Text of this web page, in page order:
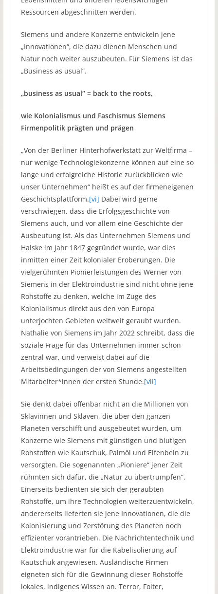
Ressourcen abgeschnitten werden.
Siemens und andere Konzerne entwickeln jene
„Innovationen“, die dazu dienen Menschen und
Natur noch weiter auszubeuten. Für Siemens ist das
„Business as usual“.
„business as usual“ = back to the roots,
wie Kolonialismus und Faschismus Siemens
Firmenpolitik prägten und prägen
„Von der Berliner Hinterhofwerkstatt zur Weltfirma –
nur wenige Technologiekonzerne können auf eine so
lange und erfolgreiche Historie zurückblicken wie
unser Unternehmen“ heißt es auf der firmeneigenen
Geschichtsplattform.[vi] Dabei wird gerne
verschwiegen, dass die Erfolgsgeschichte von
Siemens auch, und vor allem eine Geschichte der
Ausbeutung ist. Als das Unternehmen Siemens und
Halske im Jahr 1847 gegründet wurde, war dies
inmitten einer Zeit kolonialer Eroberungen. Die
vielgerühmten Pionierleistungen des Werner von
Siemens in der Elektroindustrie sind nicht ohne jene
Rohstoffe zu denken, welche im Zuge des
Kolonialismus direkt aus den von Europa
unterjochten Gebieten weltweit geraubt wurden.
Nathalie von Siemens im Jahr 2022 schreibt, dass die
soziale Frage für das Unternehmen immer schon
zentral war, und verweist dabei auf die
Arbeitsbedingungen der von Siemens angestellten
Mitarbeiter*innen der ersten Stunde.[vii]
Sie denkt dabei offenbar nicht an die Millionen von
Sklavinnen und Sklaven, die über den ganzen
Planeten verschifft und ausgebeutet wurden, um
Konzerne wie Siemens mit günstigen und blutigen
Rohstoffen wie Kautschuk, Palmöl und Elfenbein zu
versorgten. Die sogenannten „Pioniere“ jener Zeit
rühmten sich dafür, die „Natur zu übertrumpfen“.
Einerseits bedienten sie sich der geraubten
Rohstoffe, um ihre Technologien weiterzuentwickeln,
andererseits lieferten sie jene Innovationen, die die
Kolonisierung und Zerstörung des Planeten noch
effizienter vorantrieben. Die Nachrichtentechnik und
Elektroindustrie war für die Kabelisolierung auf
Kautschuk angewiesen. Ausländische Firmen
eigneten sich für die Gewinnung dieser Rohstoffe
lokales, indigenes Wissen an. Terror, Folter,